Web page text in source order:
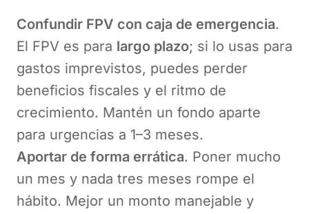
Confundir FPV con caja de emergencia.
El FPV es para largo plazo; si lo usas para
gastos imprevistos, puedes perder
beneficios fiscales y el ritmo de
crecimiento. Mantén un fondo aparte
para urgencias a 1–3 meses.
Aportar de forma errática. Poner mucho
un mes y nada tres meses rompe el
hábito. Mejor un monto manejable y